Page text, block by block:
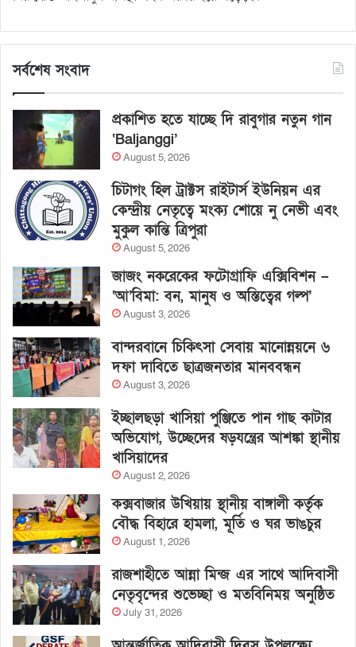
সর্বশেষ সংবাদ
প্রকাশিত হতে যাচ্ছে দি রাবুগার নতুন গান
‘Baljanggi’
August 5, 2026
চিটাগং হিল ট্রাক্টস রাইটার্স ইউনিয়ন এর
কেন্দ্রীয় নেতৃত্বে মংক্য শোয়ে নু নেভী এবং
মুকুল কান্তি ত্রিপুরা
August 5, 2026
জাজং নকরেকের ফটোগ্রাফি এক্সিবিশন –
‘আ’বিমা: বন, মানুষ ও অস্তিত্বের গল্প’
August 3, 2026
বান্দরবানে চিকিৎসা সেবায় মানোন্নয়নে ৬
দফা দাবিতে ছাত্রজনতার মানববন্ধন
August 3, 2026
ইচ্ছালছড়া খাসিয়া পুঞ্জিতে পান গাছ কাটার
অভিযোগ, উচ্ছেদের ষড়যন্ত্রের আশঙ্কা স্থানীয়
খাসিয়াদের
August 2, 2026
কক্সবাজার উখিয়ায় স্থানীয় বাঙ্গালী কর্তৃক
বৌদ্ধ বিহারে হামলা, মূর্তি ও ঘর ভাঙচুর
August 1, 2026
রাজশাহীতে আন্না মিন্জ এর সাথে আদিবাসী
নেতৃবৃন্দের শুভেচ্ছা ও মতবিনিময় অনুষ্ঠিত
July 31, 2026